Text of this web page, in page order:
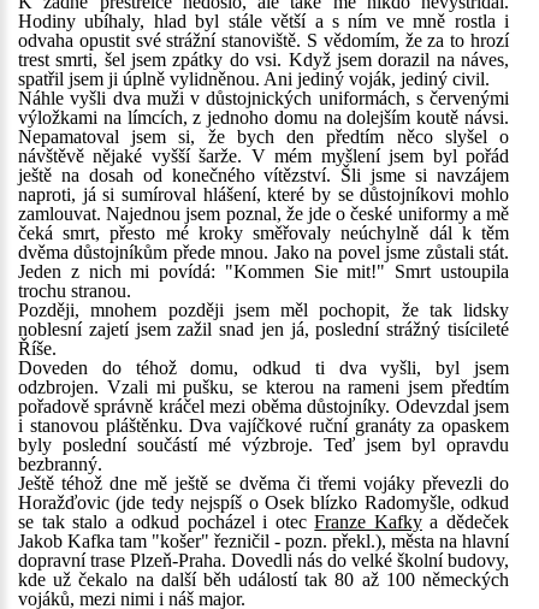
Hodiny ubíhaly, hlad byl stále větší a s ním ve mně rostla i
odvaha opustit své strážní stanoviště. S vědomím, že za to hrozí
trest smrti, šel jsem zpátky do vsi. Když jsem dorazil na náves,
spatřil jsem ji úplně vylidněnou. Ani jediný voják, jediný civil.
Náhle vyšli dva muži v důstojnických uniformách, s červenými
výložkami na límcích, z jednoho domu na dolejším koutě návsi.
Nepamatoval jsem si, že bych den předtím něco slyšel o
návštěvě nějaké vyšší šarže. V mém myšlení jsem byl pořád
ještě na dosah od konečného vítězství. Šli jsme si navzájem
naproti, já si sumíroval hlášení, které by se důstojníkovi mohlo
zamlouvat. Najednou jsem poznal, že jde o české uniformy a mě
čeká smrt, přesto mé kroky směřovaly neúchylně dál k těm
dvěma důstojníkům přede mnou. Jako na povel jsme zůstali stát.
Jeden z nich mi povídá: "Kommen Sie mit!" Smrt ustoupila
trochu stranou.
Později, mnohem později jsem měl pochopit, že tak lidsky
noblesní zajetí jsem zažil snad jen já, poslední strážný tisícileté
Říše.
Doveden do téhož domu, odkud ti dva vyšli, byl jsem
odzbrojen. Vzali mi pušku, se kterou na rameni jsem předtím
pořadově správně kráčel mezi oběma důstojníky. Odevzdal jsem
i stanovou pláštěnku. Dva vajíčkové ruční granáty za opaskem
byly poslední součástí mé výzbroje. Teď jsem byl opravdu
bezbranný.
Ještě téhož dne mě ještě se dvěma či třemi vojáky převezli do
Horažďovic (jde tedy nejspíš o Osek blízko Radomyšle, odkud
se tak stalo a odkud pocházel i otecFranze Kafkya dědeček
Jakob Kafka tam "košer" řezničil - pozn. překl.), města na hlavní
dopravní trase Plzeň-Praha. Dovedli nás do velké školní budovy,
kde už čekalo na další běh událostí tak 80 až 100 německých
vojáků, mezi nimi i náš major.